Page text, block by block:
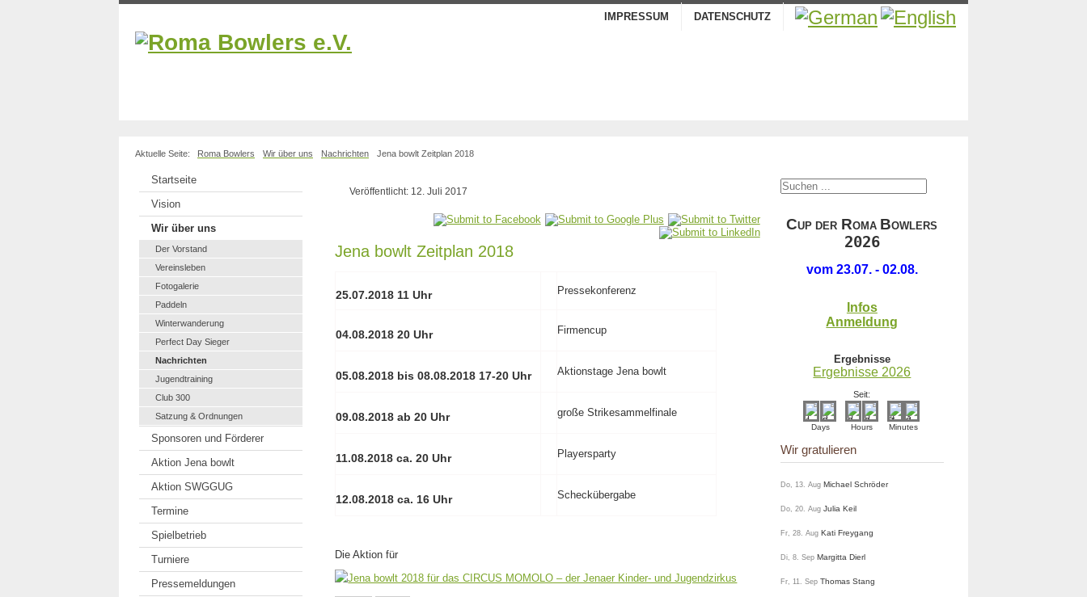
IMPRESSUM DATENSCHUTZ
Aktuelle Seite: Roma Bowlers Wir über uns Nachrichten Jena bowlt Zeitplan 2018
Startseite
Vision
Wir über uns
Der Vorstand
Vereinsleben
Fotogalerie
Paddeln
Winterwanderung
Perfect Day Sieger
Nachrichten
Jugendtraining
Club 300
Satzung & Ordnungen
Sponsoren und Förderer
Aktion Jena bowlt
Aktion SWGGUG
Termine
Spielbetrieb
Turniere
Pressemeldungen
Veröffentlicht: 12. Juli 2017
Jena bowlt Zeitplan 2018
25.07.2018 11 Uhr Pressekonferenz
04.08.2018 20 Uhr Firmencup
05.08.2018 bis 08.08.2018 17-20 Uhr Aktionstage Jena bowlt
09.08.2018 ab 20 Uhr große Strikesammelfinale
11.08.2018 ca. 20 Uhr Playersparty
12.08.2018 ca. 16 Uhr Scheckübergabe
Die Aktion für
CUP DER ROMA BOWLERS
2026
vom 23.07. - 02.08.
Infos
Anmeldung
Ergebnisse
Ergebnisse 2026
Seit:
Days Hours Minutes
Wir gratulieren
Do, 13. Aug Michael Schröder
Do, 20. Aug Julia Keil
Fr, 28. Aug Kati Freygang
Di, 8. Sep Margitta Dierl
Fr, 11. Sep Thomas Stang